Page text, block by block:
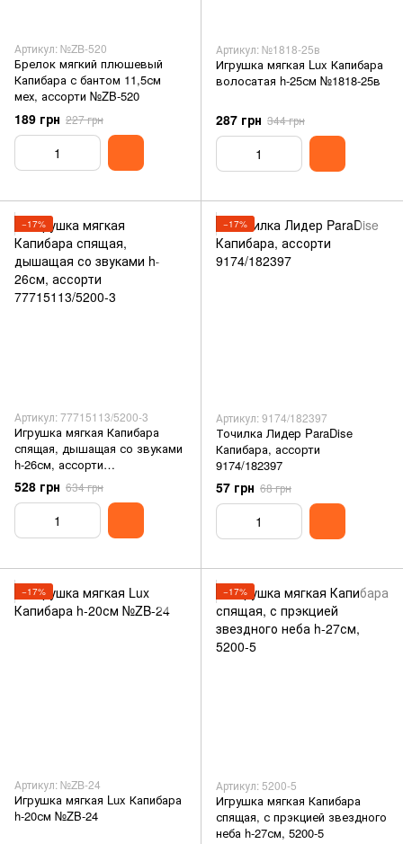
Артикул: №ZB-520
Брелок мягкий плюшевый
Капибара с бантом 11,5см
мех, ассорти №ZB-520
189 грн 227 грн
Артикул: №1818-25в
Игрушка мягкая Lux Капибара
волосатая h-25см №1818-25в
287 грн 344 грн
−17%
Артикул: 77715113/5200-3
Игрушка мягкая Капибара
спящая, дышащая со звуками
h-26см, ассорти
77715113/5200-3
528 грн 634 грн
−17%
Артикул: 9174/182397
Точилка Лидер ParaDise
Капибара, ассорти
9174/182397
57 грн 68 грн
−17%
Артикул: №ZB-24
Игрушка мягкая Lux Капибара
h-20см №ZB-24
−17%
Артикул: 5200-5
Игрушка мягкая Капибара
спящая, с прэкцией звездного
неба h-27см, 5200-5